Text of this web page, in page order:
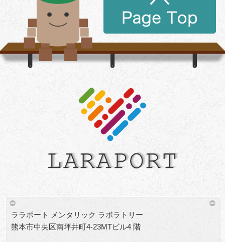
ララポート メンタリック ラボラトリー
熊本市中央区南坪井町4-23MTビル4 階